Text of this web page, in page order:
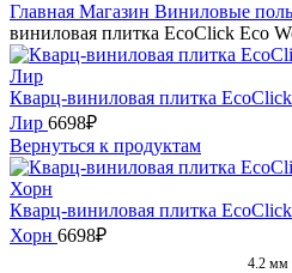
Главная Магазин Виниловые
виниловая плитка EcoClick Eco
Кварц-виниловая плитка
Лир 6698₽
Вернуться к продуктам
Кварц-виниловая плитка
Хорн 6698₽
4.2 мм